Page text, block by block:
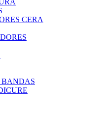
CERA
BANDAS